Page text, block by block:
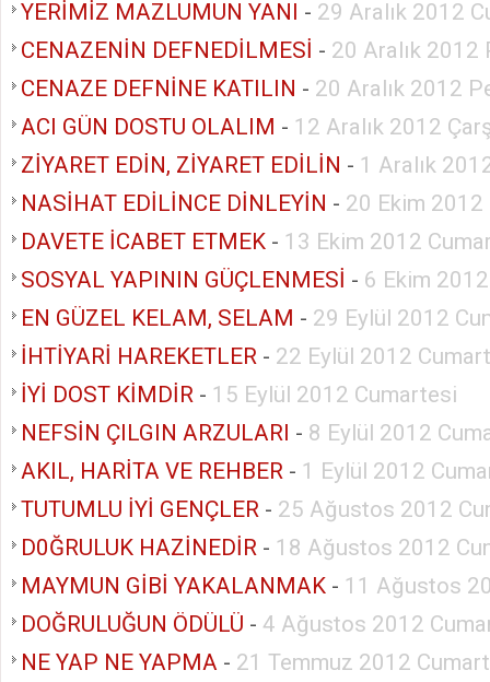
YERİMİZ MAZLUMUN YANI - 29 Aralık 2012
CENAZENİN DEFNEDİLMESİ - 20 Aralık 2012
CENAZE DEFNİNE KATILIN - 20 Aralık 2012
ACI GÜN DOSTU OLALIM - 12 Aralık 2012
ZİYARET EDİN, ZİYARET EDİLİN - 1 Aralık
NASİHAT EDİLİNCE DİNLEYİN - 20 Ekim
DAVETE İCABET ETMEK - 13 Ekim 2012
SOSYAL YAPININ GÜÇLENMESİ - 6 Ekim
EN GÜZEL KELAM, SELAM - 29 Eylül 2012
İHTİYARİ HAREKETLER - 22 Eylül 2012
İYİ DOST KİMDİR - 15 Eylül 2012 Cumartesi
NEFSİN ÇILGIN ARZULARI - 8 Eylül 2012
AKIL, HARİTA VE REHBER - 1 Eylül 2012
TUTUMLU İYİ GENÇLER - 25 Ağustos 2012
D0ĞRULUK HAZİNEDİR - 18 Ağustos 2012
MAYMUN GİBİ YAKALANMAK - 11 Ağustos
DOĞRULUĞUN ÖDÜLÜ - 4 Ağustos 2012
NE YAP NE YAPMA - 21 Temmuz 2012